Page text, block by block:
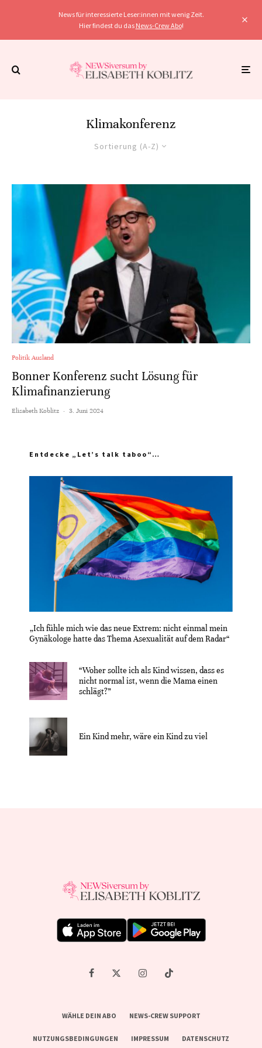
News für interessierte Leser:innen mit wenig Zeit.
Hier findest du das News-Crew Abo!
Klimakonferenz
Sortierung (A-Z)
Politik Ausland
Bonner Konferenz sucht Lösung für
Klimafinanzierung
Elisabeth Koblitz · 3. Juni 2024
Entdecke „Let’s talk taboo“…
„Ich fühle mich wie das neue Extrem: nicht einmal mein
Gynäkologe hatte das Thema Asexualität auf dem Radar“
“Woher sollte ich als Kind wissen, dass es
nicht normal ist, wenn die Mama einen
schlägt?”
Ein Kind mehr, wäre ein Kind zu viel
WÄHLE DEIN ABO NEWS-CREW SUPPORT
NUTZUNGSBEDINGUNGEN IMPRESSUM DATENSCHUTZ